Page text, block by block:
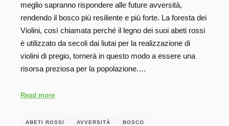
meglio sapranno rispondere alle future avversità,
rendendo il bosco più resiliente e più forte. La foresta dei
Violini, così chiamata perché il legno dei suoi abeti rossi
è utilizzato da secoli dai liutai per la realizzazione di
violini di pregio, tornerà in questo modo a essere una
risorsa preziosa per la popolazione.…
Read more
ABETI ROSSI AVVERSITÀ BOSCO